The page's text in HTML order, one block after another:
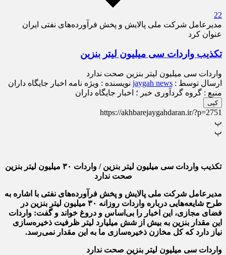
22
مدیرعامل شرکت ملی پالایش و پخش فرآورده‌های نفتی ایران
عنوان کرد
تکذیب واردات سی میلیون لیتر بنزین
واردات سی میلیون لیتر بنزین صحت ندارد
ارسال توسط : jaygah news نویسنده : ويژه نامه اخبار جايگاه داران
منبع : گروه گردآوری خبر ؛ اخبار جایگاه داران
کپی
https://akhbarejaygahdaran.ir/?p=2751
پ
پ
تکذیب واردات سی میلیون لیتر بنزین / واردات ۳۰ میلیون لیتر بنزین
صحت ندارد
مدیرعامل شرکت ملی پالایش و پخش فرآورده‌های نفتی با اشاره به
طرح شایعه‌هایی درباره واردات روزانه ۳۰ میلیون لیتر بنزین در
فضای مجازی، این اخبار را بی‌اساس و دروغ خواند و گفت: واردات
این مقدار بنزین به بیش از شش میلیارد لیتر ظرفیت ذخیره‌سازی
نیاز دارد که کل مخازن ذخیره‌سازی ما به این مقدار نمی‌رسد.
واردات سی میلیون لیتر بنزین صحت ندارد